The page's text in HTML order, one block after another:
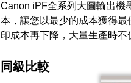
Canon iPF全系列大圖輸出機
本，讓您以最少的成本獲得
印成本再下降，大量生產時
同級比較